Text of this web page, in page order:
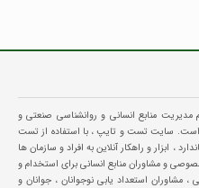
مدیریت منابع انسانی و روانشناسی صنعتی و
است. سایت تست و تایپ ، با استفاده از تست
، ابزار و راهکار آنلاین به افراد و سازمان ها
و مشاوران منابع انسانی برای استخدام و
استعداد یابی نوجوانان ، جوانان و